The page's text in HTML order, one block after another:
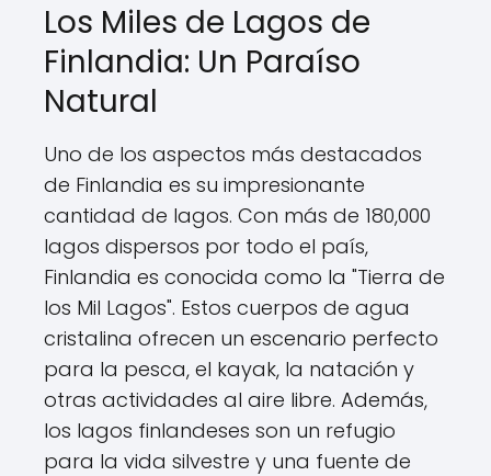
Los Miles de Lagos de
Finlandia: Un Paraíso
Natural
Uno de los aspectos más destacados
de Finlandia es su impresionante
cantidad de lagos. Con más de 180,000
lagos dispersos por todo el país,
Finlandia es conocida como la "Tierra de
los Mil Lagos". Estos cuerpos de agua
cristalina ofrecen un escenario perfecto
para la pesca, el kayak, la natación y
otras actividades al aire libre. Además,
los lagos finlandeses son un refugio
para la vida silvestre y una fuente de